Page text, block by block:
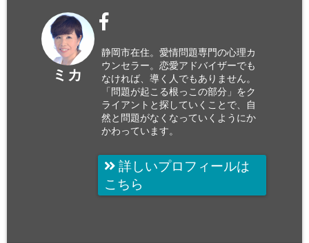
ミカ
静岡市在住。愛情問題専門の心理カ
ウンセラー。恋愛アドバイザーでも
なければ、導く人でもありません。
「問題が起こる根っこの部分」をク
ライアントと探していくことで、自
然と問題がなくなっていくようにか
かわっています。
詳しいプロフィールは
こちら